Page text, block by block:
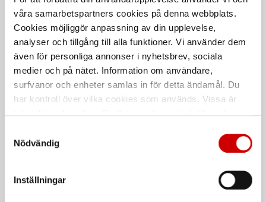
våra samarbetspartners cookies på denna webbplats.
Cookies möjliggör anpassning av din upplevelse,
analyser och tillgång till alla funktioner. Vi använder dem
även för personliga annonser i nyhetsbrev, sociala
medier och på nätet. Information om användare,
surfvanor och enheter samlas in för detta ändamål. Du
har kontroll över vilka cookies som används. Vissa är
länder utanför EU med olika dataskyddsnormer. Genom
att godkänna samtycker du till sådana överföringar. Läs
Nödvändig
Inställningar
Svarta nitrilhandskar
Nitrilhandskar för engångsbruk
Bits TX - 90 mm
TX bits 1/4", längd 90 mm
O-ringar
stenskottsreparation